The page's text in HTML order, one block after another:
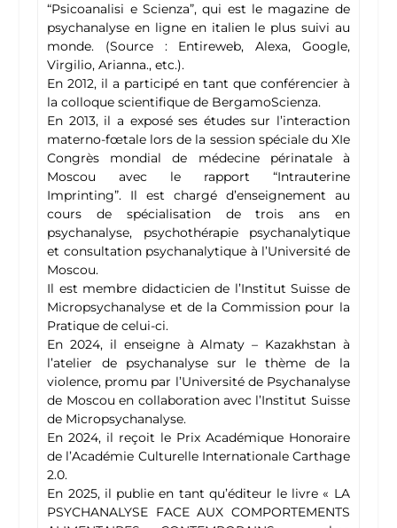
“Psicoanalisi e Scienza”, qui est le magazine de
psychanalyse en ligne en italien le plus suivi au
monde. (Source : Entireweb, Alexa, Google,
Virgilio, Arianna., etc.).
En 2012, il a participé en tant que conférencier à
la colloque scientifique de BergamoScienza.
En 2013, il a exposé ses études sur l’interaction
materno-fœtale lors de la session spéciale du XIe
Congrès mondial de médecine périnatale à
Moscou avec le rapport “Intrauterine
Imprinting”. Il est chargé d’enseignement au
cours de spécialisation de trois ans en
psychanalyse, psychothérapie psychanalytique
et consultation psychanalytique à l’Université de
Moscou.
Il est membre didacticien de l’Institut Suisse de
Micropsychanalyse et de la Commission pour la
Pratique de celui-ci.
En 2024, il enseigne à Almaty – Kazakhstan à
l’atelier de psychanalyse sur le thème de la
violence, promu par l’Université de Psychanalyse
de Moscou en collaboration avec l’Institut Suisse
de Micropsychanalyse.
En 2024, il reçoit le Prix Académique Honoraire
de l’Académie Culturelle Internationale Carthage
2.0.
En 2025, il publie en tant qu’éditeur le livre « LA
PSYCHANALYSE FACE AUX COMPORTEMENTS